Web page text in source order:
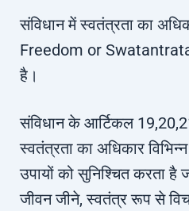
संविधान में स्वतंत्रता का
Freedom or Swatantrata
है।
संविधान के आर्टिकल
स्वतंत्रता का अधिकार
उपायों को सुनिश्चित करता है
जीवन जीने, स्वतंत्र रूप से